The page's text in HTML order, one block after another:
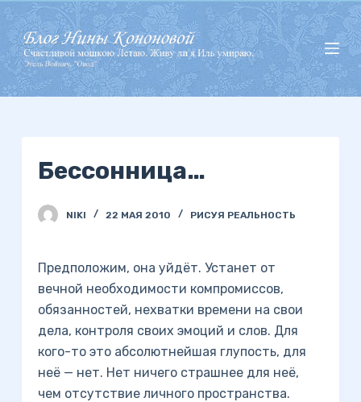
П
е
р
е
й
Бессонница…
NIKI 22 МАЯ 2010 РИСУЯ РЕАЛЬНОСТЬ
Предположим, она уйдёт. Устанет от
вечной необходимости компромиссов,
обязанностей, нехватки времени на свои
дела, контроля своих эмоций и слов. Для
кого-то это абсолютнейшая глупость, для
неё — нет. Нет ничего страшнее для неё,
чем отсутствие личного пространства.